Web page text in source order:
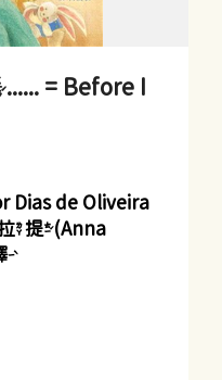
= Before I
de Oliveira
提(Anna